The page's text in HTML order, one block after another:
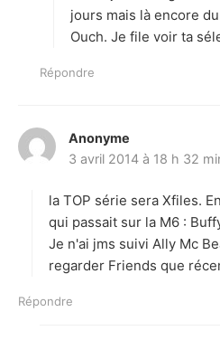
jours mais là encore
Ouch. Je file voir ta
Répondre
Anonyme
i
:
3 avril 2014 à 18 h 32
la TOP série sera Xfiles.
qui passait sur la M6 :
Je n'ai jms suivi Ally Mc
regarder Friends que
Répondre